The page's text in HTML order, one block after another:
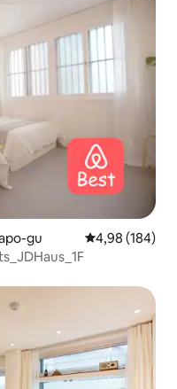
hóspedes
gu 4,98 de uma
4,98 (184)